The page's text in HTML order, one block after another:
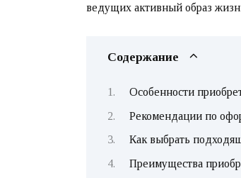
ведущих активный образ
Содержание
Особенности
Рекомендации по
Как выбрать
Преимущества